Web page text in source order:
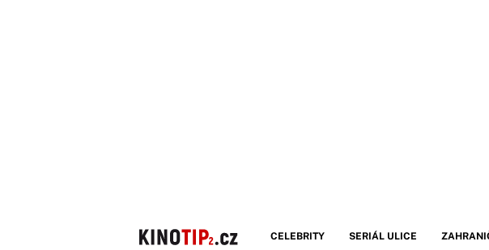
CELEBRITY SERIÁL ULICE